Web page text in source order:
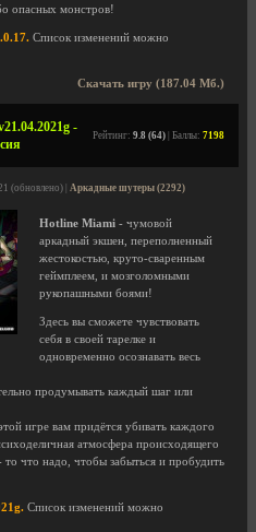
опасных монстров!
Список изменений можно
Скачать игру (187.04 Мб.)
-
Рейтинг: 9.8 (64) | Баллы: 7198
(обновлено) | Аркадные шутеры (2292)
Hotline Miami - чумовой
аркадный экшен, переполненный
жестокостью, круто-сваренным
геймплеем, и мозголомными
рукопашными боями!
Здесь вы сможете чувствовать
себя в своей тарелке и
одновременно осознавать весь
продумывать каждый шаг или
игре вам придётся убивать каждого
атмосфера происходящего
что надо, чтобы забыться и пробудить
Список изменений можно